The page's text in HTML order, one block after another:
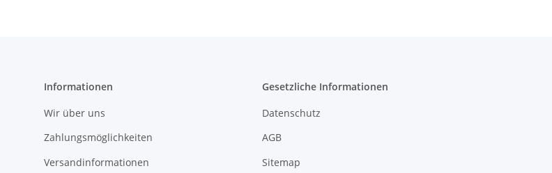
Informationen
Wir über uns
Zahlungsmöglichkeiten
Versandinformationen
Gesetzliche Informationen
Datenschutz
AGB
Sitemap